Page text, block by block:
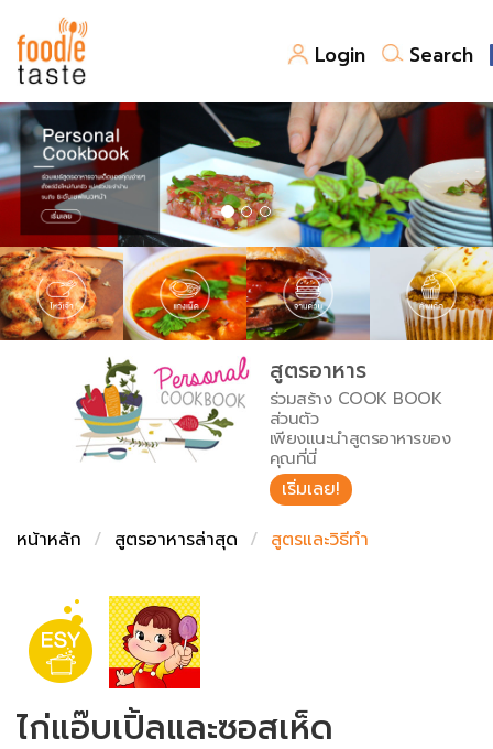
Login Search
สูตรอาหาร
สูตรอาหารล่าสุด
Top Foodie
พาไปชิม
สารพันก้นครัว
เคล็ดลับน่ารู้
เปรียบเทียบหน่วยการตวง
เปรียบเทียบอุณหภูมิ
เปรียบเทียบน้ำหนักวัตถุดิบ
FoodPedia
สร้าง Cookbook
สูตรอาหาร
ร่วมสร้าง COOK BOOK
ส่วนตัว
เพียงแนะนำสูตรอาหารของ
คุณที่นี่
เริ่มเลย!
หน้าหลัก
สูตรอาหารล่าสุด สูตรและวิธีทำ
ไก่แอ๊บเปิ้ลและซอสเห็ด